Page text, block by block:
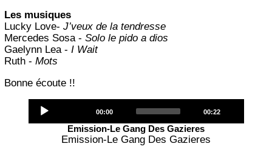
Les musiques
Lucky Love- J’veux de la tendresse
Mercedes Sosa - Solo le pido a dios
Gaelynn Lea - I Wait
Ruth - Mots
Bonne écoute !!
Player
Current
00:00
Total
00:22
Emission-Le Gang Des Gazieres
Emission-Le Gang Des Gazieres